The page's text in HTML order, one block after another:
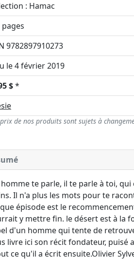
: Hamac
pages
9782897910273
le 4 février 2019
$*
de nos produits sont sujets à
homme te parle, il te parle à toi,
Il n'a plus les mots pour te
épisode est le
y mettre fin. le désert est à la
d'un homme qui tente de
livre ici son récit fondateur, puisé
ce qu'il a écrit ensuite.Olivier